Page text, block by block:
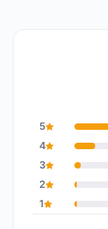
5
4
3
2
1